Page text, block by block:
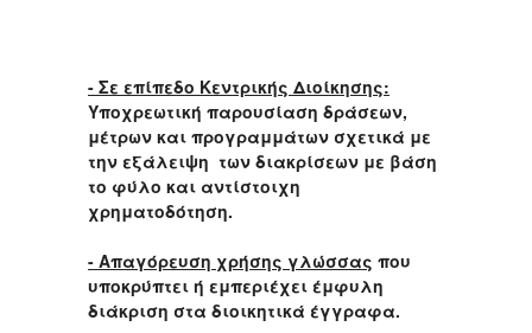
- Σε επίπεδο Κεντρικής Διοίκησης:
Υποχρεωτική παρουσίαση δράσεων,
μέτρων και προγραμμάτων σχετικά με
την εξάλειψη των διακρίσεων με βάση
το φύλο και αντίστοιχη
χρηματοδότηση.
- Απαγόρευση χρήσης γλώσσας που
υποκρύπτει ή εμπεριέχει έμφυλη
διάκριση στα διοικητικά έγγραφα.